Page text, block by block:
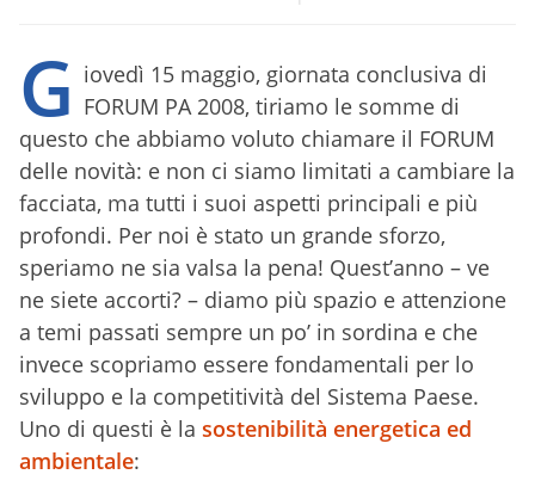
G iovedì 15 maggio, giornata conclusiva di
FORUM PA 2008, tiriamo le somme di
questo che abbiamo voluto chiamare il FORUM
delle novità: e non ci siamo limitati a cambiare la
facciata, ma tutti i suoi aspetti principali e più
profondi. Per noi è stato un grande sforzo,
speriamo ne sia valsa la pena! Quest’anno – ve
ne siete accorti? – diamo più spazio e attenzione
a temi passati sempre un po’ in sordina e che
invece scopriamo essere fondamentali per lo
sviluppo e la competitività del Sistema Paese.
Uno di questi è la sostenibilità energetica ed
ambientale: